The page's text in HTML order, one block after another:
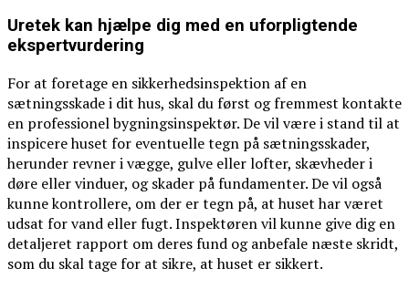
Uretek kan hjælpe dig med en uforpligtende
ekspertvurdering
For at foretage en sikkerhedsinspektion af en
sætningsskade i dit hus, skal du først og fremmest kontakte
en professionel bygningsinspektør. De vil være i stand til at
inspicere huset for eventuelle tegn på sætningsskader,
herunder revner i vægge, gulve eller lofter, skævheder i
døre eller vinduer, og skader på fundamenter. De vil også
kunne kontrollere, om der er tegn på, at huset har været
udsat for vand eller fugt. Inspektøren vil kunne give dig en
detaljeret rapport om deres fund og anbefale næste skridt,
som du skal tage for at sikre, at huset er sikkert.